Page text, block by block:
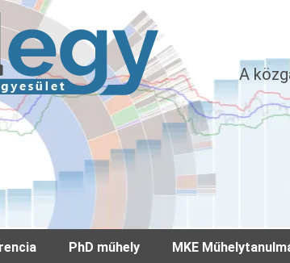
A
PhD műhely MKE